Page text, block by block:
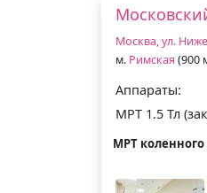
Москва, ул.
м. Римская (900
Аппараты:
МРТ 1.5 Тл
МРТ коленного